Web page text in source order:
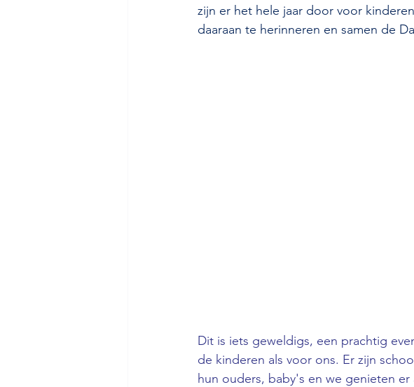
zijn er het hele jaar door voor
daaraan te herinneren en samen de
Dit is iets geweldigs, een prachtig
de kinderen als voor ons. Er zijn
hun ouders, baby's en we genieten